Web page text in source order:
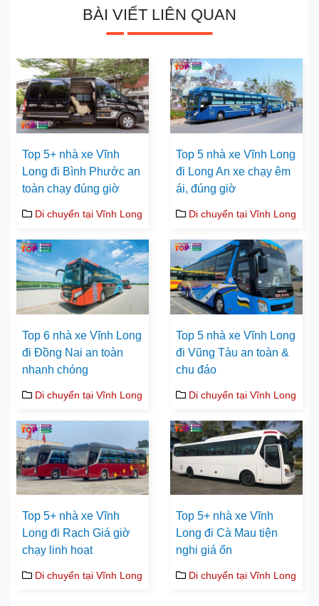
BÀI VIẾT LIÊN QUAN
Top 5+ nhà xe Vĩnh
Long đi Bình Phước an
toàn chạy đúng giờ
Di chuyển tại Vĩnh Long
Top 5 nhà xe Vĩnh Long
đi Long An xe chạy êm
ái, đúng giờ
Di chuyển tại Vĩnh Long
Top 6 nhà xe Vĩnh Long
đi Đồng Nai an toàn
nhanh chóng
Di chuyển tại Vĩnh Long
Top 5 nhà xe Vĩnh Long
đi Vũng Tàu an toàn &
chu đáo
Di chuyển tại Vĩnh Long
Top 5+ nhà xe Vĩnh
Long đi Rạch Giá giờ
chạy linh hoạt
Di chuyển tại Vĩnh Long
Top 5+ nhà xe Vĩnh
Long đi Cà Mau tiện
nghi giá ổn
Di chuyển tại Vĩnh Long